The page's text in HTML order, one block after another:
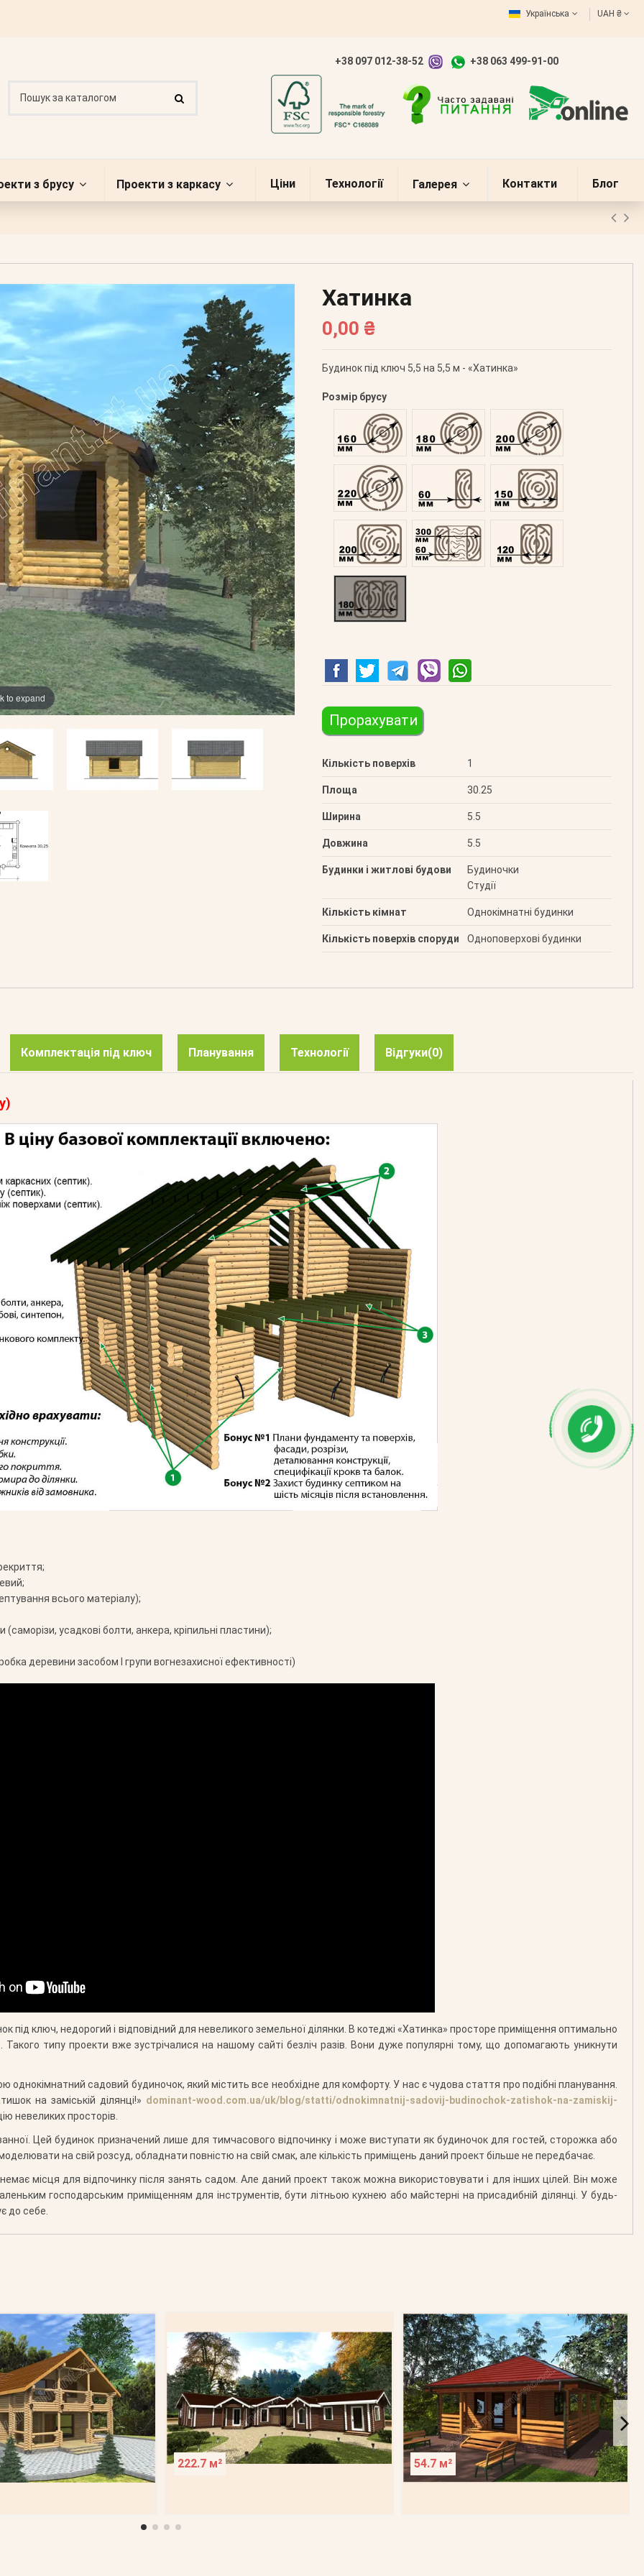
Українська UAH ₴
+38 097 012-38-52 +38 063 499-91-00
з брусу Проекти з каркасу Ціни Технології Галерея Контакти Блог
to expand
Хатинка
0,00 ₴
Будинок під ключ 5,5 на 5,5 м - «Хатинка»
Розмір брусу
Оциліндрований 160Оциліндрований 180Оциліндрований 200
Оциліндрований 220Профільований 60Профільований 150
Профільований 200Подвійний 300 Клеєний 120
Клеєний 180
Прорахувати
Кількість поверхів 1
Площа 30.25
Ширина 5.5
Довжина 5.5
Будинки і житлові будови
Будиночки
Студії
Кількість кімнат Однокімнатні будинки
Кількість поверхів споруди Одноповерхові будинки
Комплектація під ключ Планування Технології Відгуки(0)
всього матеріалу);
(саморізи, усадкові болти, анкера, кріпильні пластини);
деревини засобом І групи вогнезахисної ефективності)
під ключ, недорогий і відповідний для невеликого земельної ділянки. В котеджі «Хатинка» просторе приміщення оптимально
Такого типу проекти вже зустрічалися на нашому сайті безліч разів. Вони дуже популярні тому, що допомагають уникнути
однокімнатний садовий будиночок, який містить все необхідне для комфорту. У нас є чудова стаття про подібні планування.
на заміській ділянці!» dominant-wood.com.ua/uk/blog/statti/odnokimnatnij-sadovij-budinochok-zatishok-na-zamiskij-
невеликих просторів.
Цей будинок призначений лише для тимчасового відпочинку і може виступати як будиночок для гостей, сторожка або
на свій розсуд, обладнати повністю на свій смак, але кількість приміщень даний проект більше не передбачає.
місця для відпочинку після занять садом. Але даний проект також можна використовувати і для інших цілей. Він може
господарським приміщенням для інструментів, бути літньою кухнею або майстерні на присадибній ділянці. У будь-
до себе.
222.7 м² 54.7 м²